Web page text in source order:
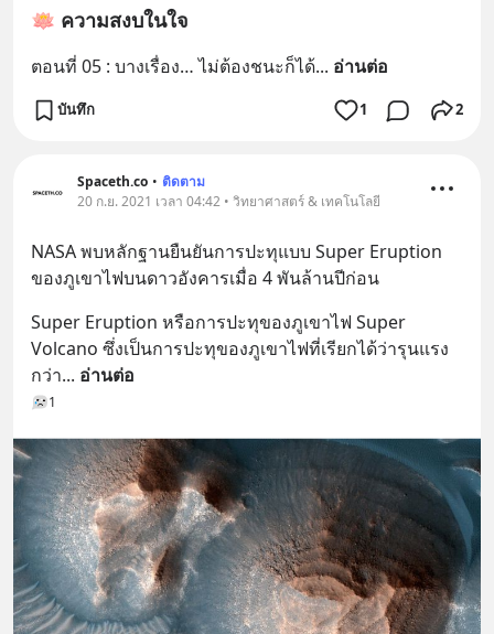
🪷 ความสงบในใจ
ตอนที่ 05 : บางเรื่อง… ไม่ต้องชนะก็ได้... อ่านต่อ
บันทึก 1 2
Spaceth.co • ติดตาม
20 ก.ย. 2021 เวลา 04:42 • วิทยาศาสตร์ & เทคโนโลยี
NASA พบหลักฐานยืนยันการปะทุแบบ Super Eruption
ของภูเขาไฟบนดาวอังคารเมื่อ 4 พันล้านปีก่อน
Super Eruption หรือการปะทุของภูเขาไฟ Super
Volcano ซึ่งเป็นการปะทุของภูเขาไฟที่เรียกได้ว่ารุนแรง
กว่า... อ่านต่อ
1